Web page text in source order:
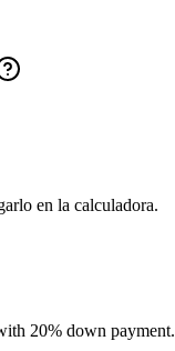
en la calculadora.
20% down payment.